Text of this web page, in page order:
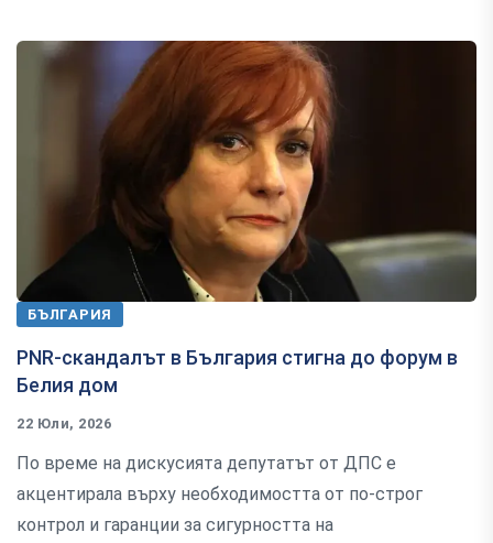
БЪЛГАРИЯ
PNR-скандалът в България стигна до форум в
Белия дом
22 Юли, 2026
По време на дискусията депутатът от ДПС е
акцентирала върху необходимостта от по-строг
контрол и гаранции за сигурността на